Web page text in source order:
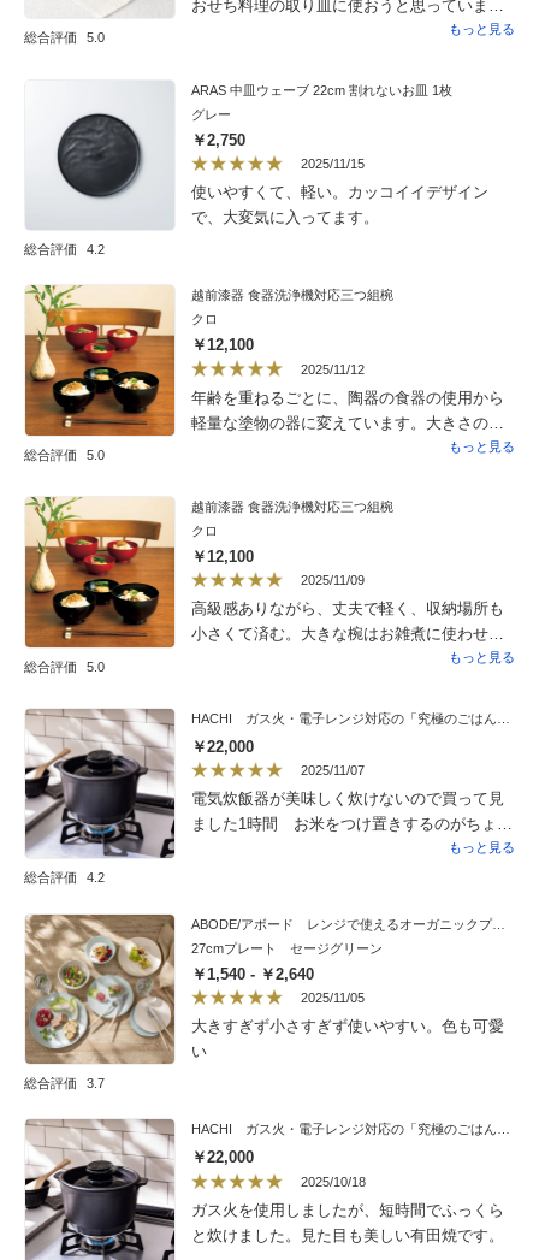
総合評価 5.0
おせち料理の取り皿に使おうと思っていま
もっと見る
総合評価 4.2
ARAS 中皿ウェーブ 22cm 割れないお皿 1枚
グレー
￥2,750
2025/11/15
使いやすくて、軽い。カッコイイデザイン
で、大変気に入ってます。
総合評価 5.0
越前漆器 食器洗浄機対応三つ組椀
クロ
￥12,100
2025/11/12
年齢を重ねるごとに、陶器の食器の使用から
軽量な塗物の器に変えています。大きさの違
もっと見る
総合評価 5.0
越前漆器 食器洗浄機対応三つ組椀
クロ
￥12,100
2025/11/09
高級感ありながら、丈夫で軽く、収納場所も
小さくて済む。大きな椀はお雑煮に使わせて
もっと見る
総合評価 4.2
￥22,000
2025/11/07
電気炊飯器が美味しく炊けないので買って見
ました1時間 お米をつけ置きするのがちょっ
と面倒ですが、美味しく しかも短時間で炊
線有りますから測る事なく出来ます。感謝で
す。
もっと見る
総合評価 3.7
ABODE/アボード レンジで使えるオーガニックプレート 2枚組
27cmプレート セージグリーン
￥1,540 - ￥2,640
2025/11/05
大きすぎず小さすぎず使いやすい。色も可愛
い
HACHI ガス火・電子レンジ対応の「究極のごはん鍋」 有田焼
￥22,000
2025/10/18
ガス火を使用しましたが、短時間でふっくら
と炊けました。見た目も美しい有田焼です。